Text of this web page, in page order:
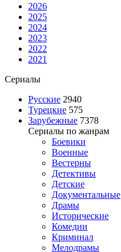
2026
2025
2024
2023
2022
2021
Сериалы
Русские 2940
Турецкие 575
Зарубежные 7378
Сериалы по жанрам
Боевики
Военные
Вестерны
Детективы
Детские
Документальные
Драмы
Исторические
Комедии
Криминал
Мелодрамы